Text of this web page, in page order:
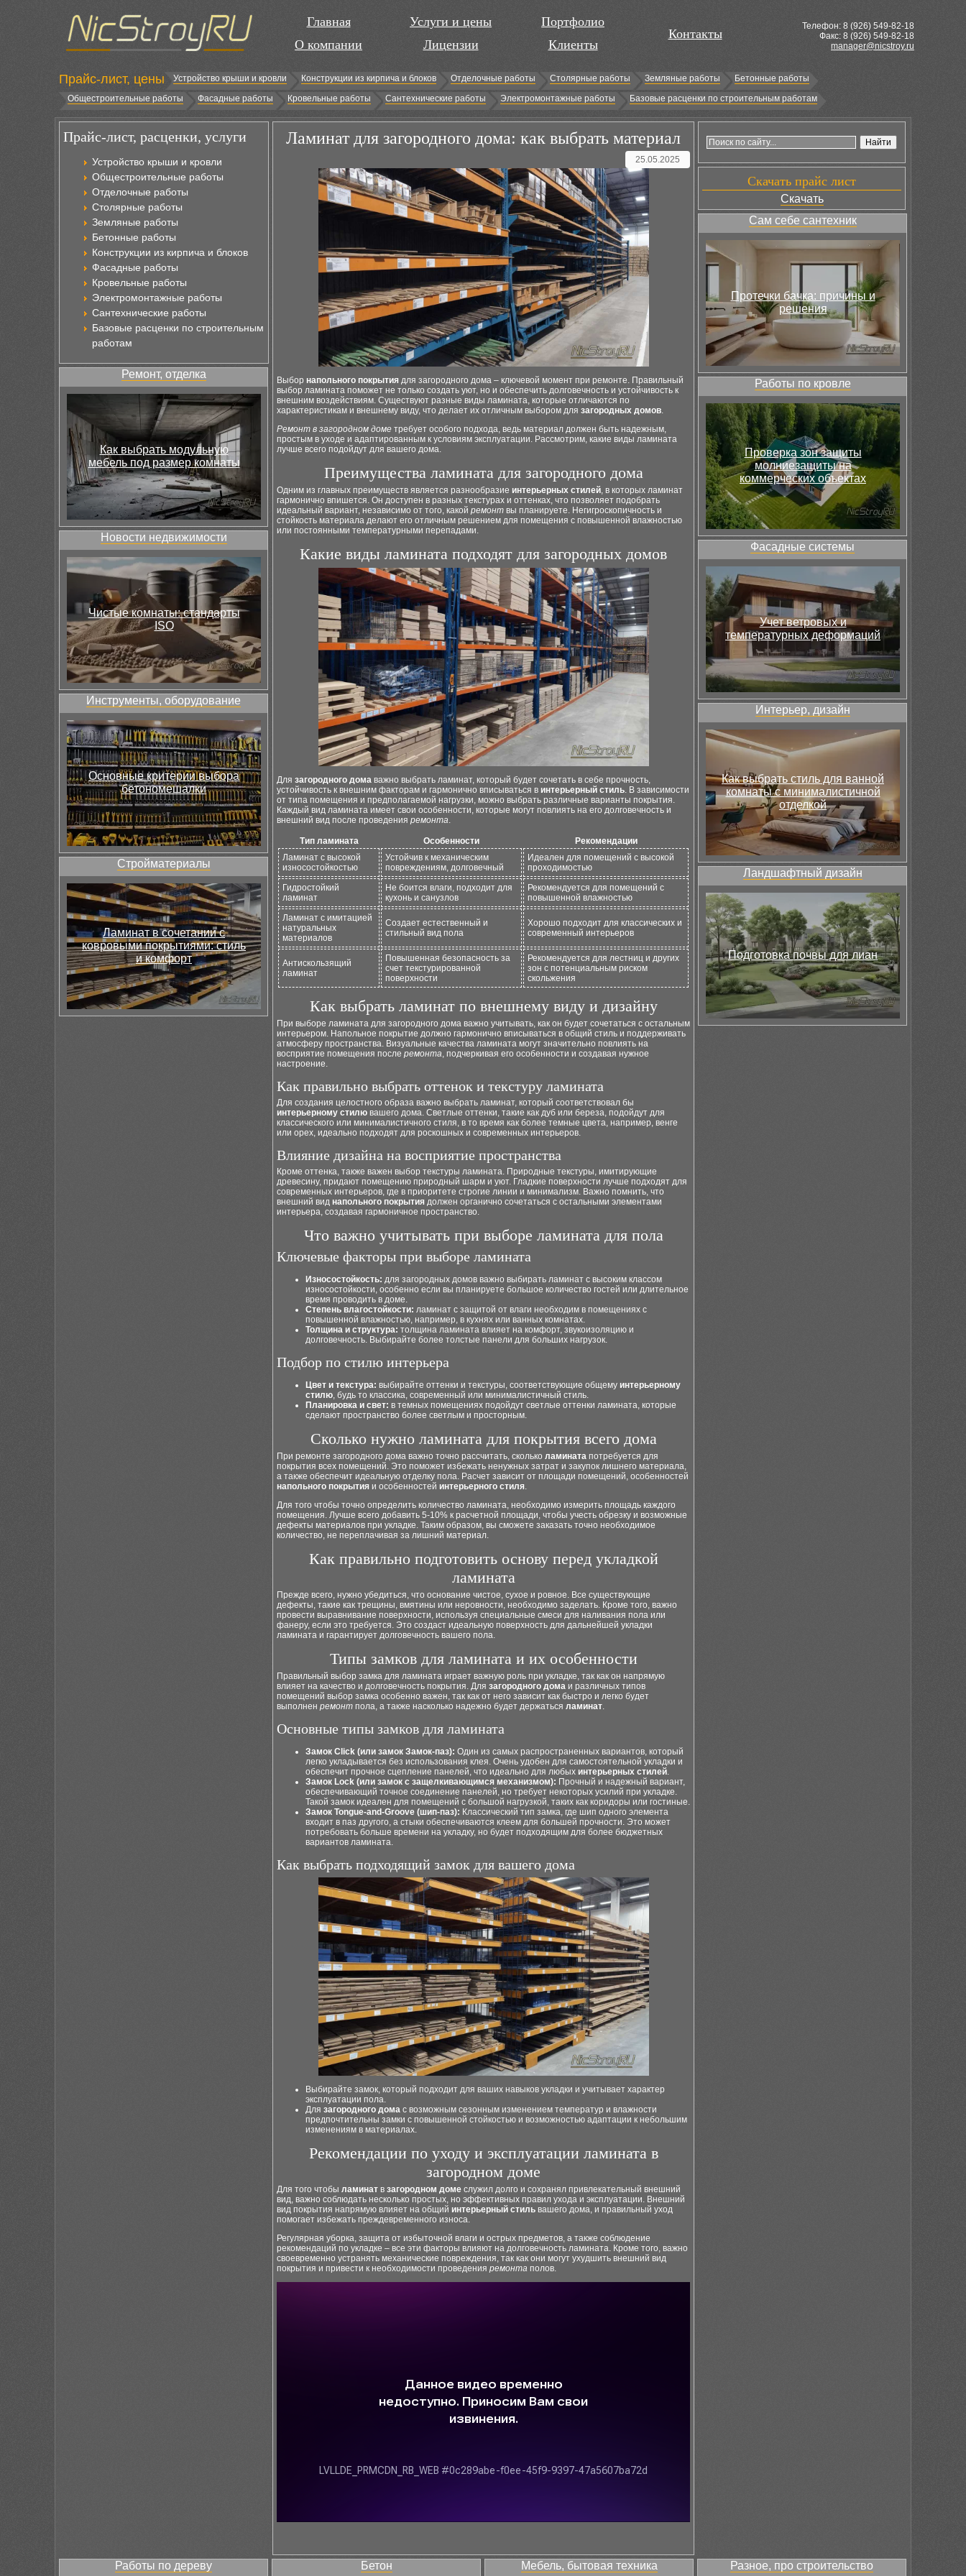
Главная
О компании
Услуги и цены
Лицензии
Портфолио
Клиенты
Контакты
Телефон: 8 (926) 549-82-18
Факс: 8 (926) 549-82-18
manager@nicstroy.ru
Прайс-лист, цены Устройство крыши и кровли Конструкции из кирпича и блоков Отделочные работы Столярные работы Земляные работы
Бетонные работы
Общестроительные работы
Фасадные работы Кровельные работы Сантехнические работы Электромонтажные работы Базовые расценки по строительным работам
Прайс-лист, расценки, услуги
Устройство крыши и кровли
Общестроительные работы
Отделочные работы
Столярные работы
Земляные работы
Бетонные работы
Конструкции из кирпича и блоков
Фасадные работы
Кровельные работы
Электромонтажные работы
Сантехнические работы
Базовые расценки по строительным
работам
Ремонт, отделка
Как выбрать модульную
мебель под размер комнаты
Новости недвижимости
Чистые комнаты: стандарты
ISO
Инструменты, оборудование
Основные критерии выбора
бетономешалки
Стройматериалы
Ламинат в сочетании с
ковровыми покрытиями: стиль
и комфорт
Ламинат для загородного дома: как выбрать материал
25.05.2025
Выбор напольного покрытия для загородного дома – ключевой момент при ремонте. Правильный
выбор ламината поможет не только создать уют, но и обеспечить долговечность и устойчивость к
внешним воздействиям. Существуют разные виды ламината, которые отличаются по
характеристикам и внешнему виду, что делает их отличным выбором для загородных домов.
Ремонт в загородном доме требует особого подхода, ведь материал должен быть надежным,
простым в уходе и адаптированным к условиям эксплуатации. Рассмотрим, какие виды ламината
лучше всего подойдут для вашего дома.
Преимущества ламината для загородного дома
Одним из главных преимуществ является разнообразие интерьерных стилей, в которых ламинат
гармонично впишется. Он доступен в разных текстурах и оттенках, что позволяет подобрать
идеальный вариант, независимо от того, какой ремонт вы планируете. Негигроскопичность и
стойкость материала делают его отличным решением для помещения с повышенной влажностью
или постоянными температурными перепадами.
Какие виды ламината подходят для загородных домов
Для загородного дома важно выбрать ламинат, который будет сочетать в себе прочность,
устойчивость к внешним факторам и гармонично вписываться в интерьерный стиль. В зависимости
от типа помещения и предполагаемой нагрузки, можно выбрать различные варианты покрытия.
Каждый вид ламината имеет свои особенности, которые могут повлиять на его долговечность и
внешний вид после проведения ремонта.
Тип ламината Особенности
Рекомендации
Ламинат с высокой
износостойкостью
Устойчив к механическим
повреждениям, долговечный
Идеален для помещений с высокой
проходимостью
Гидростойкий
ламинат
Не боится влаги, подходит для
кухонь и санузлов
Рекомендуется для помещений с
повышенной влажностью
Ламинат с имитацией
натуральных
материалов
Создает естественный и
стильный вид пола
Хорошо подходит для классических и
современный интерьеров
Антискользящий
ламинат
Повышенная безопасность за
счет текстурированной
поверхности
Рекомендуется для лестниц и других
зон с потенциальным риском
скольжения
Как выбрать ламинат по внешнему виду и дизайну
При выборе ламината для загородного дома важно учитывать, как он будет сочетаться с остальным
интерьером. Напольное покрытие должно гармонично вписываться в общий стиль и поддерживать
атмосферу пространства. Визуальные качества ламината могут значительно повлиять на
восприятие помещения после ремонта, подчеркивая его особенности и создавая нужное
настроение.
Как правильно выбрать оттенок и текстуру ламината
Для создания целостного образа важно выбрать ламинат, который соответствовал бы
интерьерному стилю вашего дома. Светлые оттенки, такие как дуб или береза, подойдут для
классического или минималистичного стиля, в то время как более темные цвета, например, венге
или орех, идеально подходят для роскошных и современных интерьеров.
Влияние дизайна на восприятие пространства
Кроме оттенка, также важен выбор текстуры ламината. Природные текстуры, имитирующие
древесину, придают помещению природный шарм и уют. Гладкие поверхности лучше подходят для
современных интерьеров, где в приоритете строгие линии и минимализм. Важно помнить, что
внешний вид напольного покрытия должен органично сочетаться с остальными элементами
интерьера, создавая гармоничное пространство.
Что важно учитывать при выборе ламината для пола
Ключевые факторы при выборе ламината
Износостойкость: для загородных домов важно выбирать ламинат с высоким классом
износостойкости, особенно если вы планируете большое количество гостей или длительное
время проводить в доме.
Степень влагостойкости: ламинат с защитой от влаги необходим в помещениях с
повышенной влажностью, например, в кухнях или ванных комнатах.
Толщина и структура: толщина ламината влияет на комфорт, звукоизоляцию и
долговечность. Выбирайте более толстые панели для больших нагрузок.
Подбор по стилю интерьера
Цвет и текстура: выбирайте оттенки и текстуры, соответствующие общему интерьерному
стилю, будь то классика, современный или минималистичный стиль.
Планировка и свет: в темных помещениях подойдут светлые оттенки ламината, которые
сделают пространство более светлым и просторным.
Сколько нужно ламината для покрытия всего дома
При ремонте загородного дома важно точно рассчитать, сколько ламината потребуется для
покрытия всех помещений. Это поможет избежать ненужных затрат и закупок лишнего материала,
а также обеспечит идеальную отделку пола. Расчет зависит от площади помещений, особенностей
напольного покрытия и особенностей интерьерного стиля.
Для того чтобы точно определить количество ламината, необходимо измерить площадь каждого
помещения. Лучше всего добавить 5-10% к расчетной площади, чтобы учесть обрезку и возможные
дефекты материалов при укладке. Таким образом, вы сможете заказать точно необходимое
количество, не переплачивая за лишний материал.
Как правильно подготовить основу перед укладкой
ламината
Прежде всего, нужно убедиться, что основание чистое, сухое и ровное. Все существующие
дефекты, такие как трещины, вмятины или неровности, необходимо заделать. Кроме того, важно
провести выравнивание поверхности, используя специальные смеси для наливания пола или
фанеру, если это требуется. Это создаст идеальную поверхность для дальнейшей укладки
ламината и гарантирует долговечность вашего пола.
Типы замков для ламината и их особенности
Правильный выбор замка для ламината играет важную роль при укладке, так как он напрямую
влияет на качество и долговечность покрытия. Для загородного дома и различных типов
помещений выбор замка особенно важен, так как от него зависит как быстро и легко будет
выполнен ремонт пола, а также насколько надежно будет держаться ламинат.
Основные типы замков для ламината
Замок Click (или замок Замок-паз): Один из самых распространенных вариантов, который
легко укладывается без использования клея. Очень удобен для самостоятельной укладки и
обеспечит прочное сцепление панелей, что идеально для любых интерьерных стилей.
Замок Lock (или замок с защелкивающимся механизмом): Прочный и надежный вариант,
обеспечивающий точное соединение панелей, но требует некоторых усилий при укладке.
Такой замок идеален для помещений с большой нагрузкой, таких как коридоры или гостиные.
Замок Tongue-and-Groove (шип-паз): Классический тип замка, где шип одного элемента
входит в паз другого, а стыки обеспечиваются клеем для большей прочности. Это может
потребовать больше времени на укладку, но будет подходящим для более бюджетных
вариантов ламината.
Как выбрать подходящий замок для вашего дома
Выбирайте замок, который подходит для ваших навыков укладки и учитывает характер
эксплуатации пола.
Для загородного дома с возможным сезонным изменением температур и влажности
предпочтительны замки с повышенной стойкостью и возможностью адаптации к небольшим
изменениям в материалах.
Рекомендации по уходу и эксплуатации ламината в
загородном доме
Для того чтобы ламинат в загородном доме служил долго и сохранял привлекательный внешний
вид, важно соблюдать несколько простых, но эффективных правил ухода и эксплуатации. Внешний
вид покрытия напрямую влияет на общий интерьерный стиль вашего дома, и правильный уход
помогает избежать преждевременного износа.
Регулярная уборка, защита от избыточной влаги и острых предметов, а также соблюдение
рекомендаций по укладке – все эти факторы влияют на долговечность ламината. Кроме того, важно
своевременно устранять механические повреждения, так как они могут ухудшить внешний вид
покрытия и привести к необходимости проведения ремонта полов.
Скачать прайс лист
Скачать
Сам себе сантехник
Протечки бачка: причины и
решения
Работы по кровле
Проверка зон защиты
молниезащиты на
коммерческих объектах
Фасадные системы
Учет ветровых и
температурных деформаций
Интерьер, дизайн
Как выбрать стиль для ванной
комнаты с минималистичной
отделкой
Ландшафтный дизайн
Подготовка почвы для лиан
Работы по дереву Бетон Мебель, бытовая техника Разное, про строительство